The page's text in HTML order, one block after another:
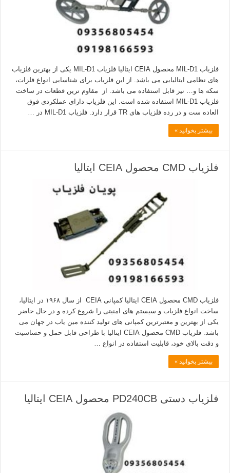
فلزیاب MIL-D1 محصول CEIA ایتالیا فلزیاب MIL-D1 یکی از بهترین فلزیاب
های نظامی ایتالیایی می باشد. از این فلزیاب برای شناسایی انواع فلزات،
سکه ها و… نیز قابل استفاده می باشد. از مقاوم ترین قطعات در ساخت
فلزیاب MIL-D1 استفاده شده است. این فلزیاب دارای عملکردی فوق
العاده ست و در رده فلزیاب های TR قرار دارد. فلزیاب MIL-D1 در …
بیشتر بخوانید »
فلزیاب CMD محصول CEIA ایتالیا
فلزیاب CMD محصول CEIA ایتالیا کمپانی CEIA از سال ۱۹۶۸ در ایتالیا،
ساخت انواع فلزیاب و سیستم های امنیتی را شروع کرده و در حال حاضر
یکی از بهترین و معتبرترین کمپانی های تولید کننده مین یاب در جهان می
باشد. فلزیاب CMD محصول CEIA ایتالیا با طراحی قابل حمل و حساسیت
و دقت بالای خود، قابلیت استفاده در انواع …
بیشتر بخوانید »
فلزیاب دستی PD240CB محصول CEIA ایتالیا